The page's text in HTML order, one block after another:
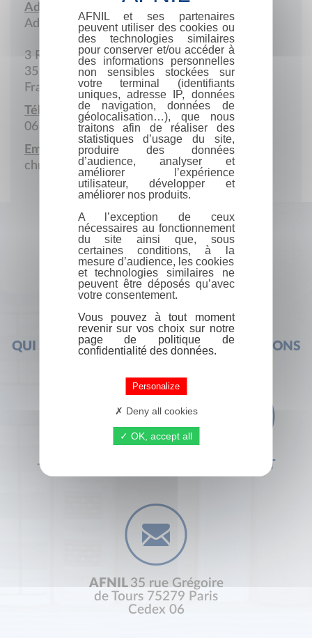
Adresse :
Adresse postale
3 Rue Paul-Gauguin
35160 Breteil
France
Téléphone portable :
06 42 89 97 08
Email :
christian.boivin@wanadoo.fr
QUI SOMMES-NOUS ? FOIRE AUX QUESTIONS
+33 (0) 1 44 41 29 19 CONTACT
AFNIL 35 rue Grégoire
de Tours 75279 Paris
Cedex 06
AFNIL et ses partenaires
peuvent utiliser des cookies ou
des technologies similaires
pour conserver et/ou accéder à
des informations personnelles
non sensibles stockées sur
votre terminal (identifiants
uniques, adresse IP, données
de navigation, données de
géolocalisation…), que nous
traitons afin de réaliser des
statistiques d’usage du site,
produire des données
d’audience, analyser et
améliorer l’expérience
utilisateur, développer et
améliorer nos produits.
A l’exception de ceux
nécessaires au fonctionnement
du site ainsi que, sous
certaines conditions, à la
mesure d’audience, les cookies
et technologies similaires ne
peuvent être déposés qu’avec
votre consentement.
Vous pouvez à tout moment
revenir sur vos choix sur notre
page de politique de
confidentialité des données.
Personalize
Deny all cookies
OK, accept all